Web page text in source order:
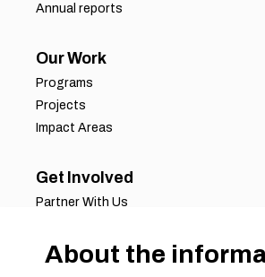
Annual reports
Our Work
Programs
Projects
Impact Areas
Get Involved
Partner With Us
Volunteer Opportunities
About the